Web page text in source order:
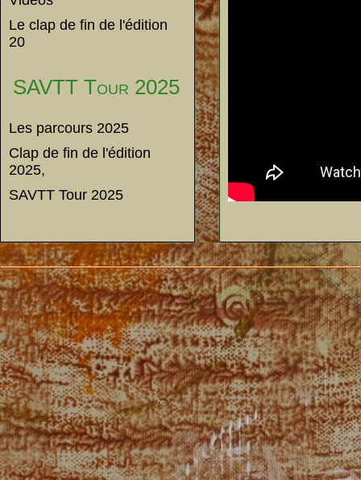
Le clap de fin de l'édition
20
SAVTT Tour 2025
Les parcours 2025
Clap de fin de l'édition
2025,
SAVTT Tour 2025